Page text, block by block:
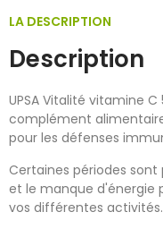
LA DESCRIPTION
Description
UPSA Vitalité vitamine
complément
pour les défenses
Certaines périodes
et le manque d'énergie
vos différentes activités.